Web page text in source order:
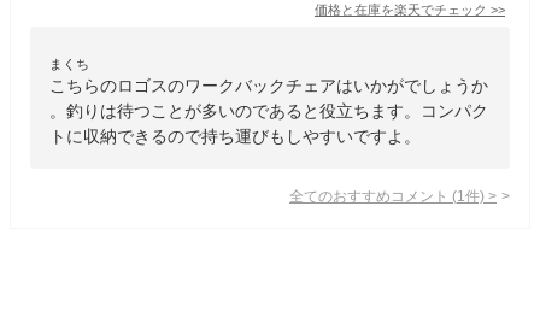
価格と在庫を楽天でチェック >>
まくち
こちらのロゴスのワークバックチェアはいかがでしょうか
。釣りは待つことが多いのであると役立ちます。コンパク
トに収納できるので持ち運びもしやすいですよ。
全てのおすすめコメント (1 件) >